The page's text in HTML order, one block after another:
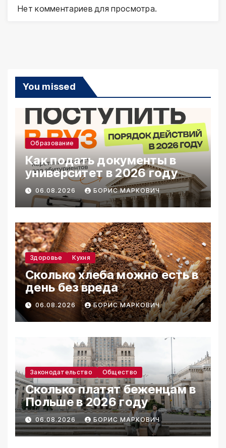
Нет комментариев для просмотра.
You missed
Образование
Как подать документы в
университет в 2026 году
06.08.2026 БОРИС МАРКОВИЧ
Здоровье Кухня
Сколько хлеба можно есть в
день без вреда
06.08.2026 БОРИС МАРКОВИЧ
Законодательство Общество
Сколько платят беженцам в
Польше в 2026 году
06.08.2026 БОРИС МАРКОВИЧ